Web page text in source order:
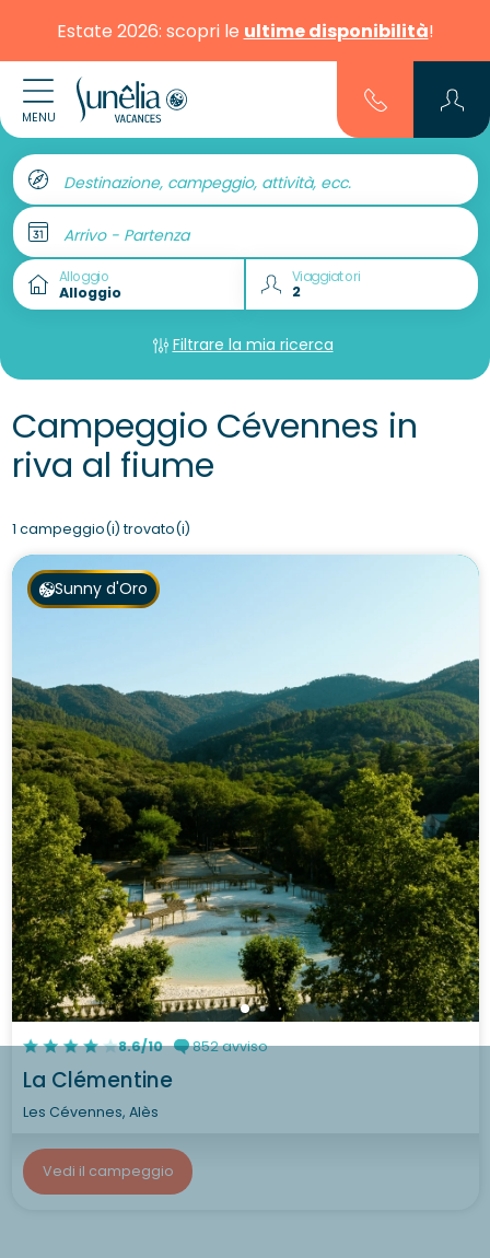
Estate 2026: scopri le ultime disponibilità!
MENU
Destinazione, campeggio, attività, ecc.
Arrivo - Partenza
Alloggio Viaggiatori
Filtrare la mia ricerca
Campeggio Cévennes in
riva al fiume
1 campeggio(i) trovato(i)
Sunny d'Oro
8.6/10 852 avviso
La Clémentine
Les Cévennes, Alès
Vedi il campeggio